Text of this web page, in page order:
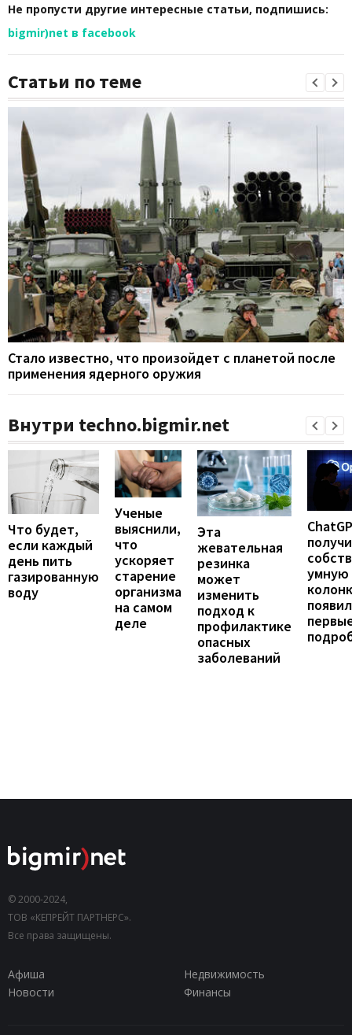
Не пропусти другие интересные статьи, подпишись:
bigmir)net в facebook
Статьи по теме
Стало известно, что произойдет с планетой после
применения ядерного оружия
Внутри techno.bigmir.net
Что будет,
если каждый
день пить
газированную
воду
Ученые
выяснили,
что
ускоряет
старение
организма
на самом
деле
Эта
жевательная
резинка
может
изменить
подход к
профилактике
опасных
заболеваний
умную
© 2000-2024,
ТОВ «КЕПРЕЙТ ПАРТНЕРС».
Все права защищены.
Афиша
Недвижимость
Новости
Финансы